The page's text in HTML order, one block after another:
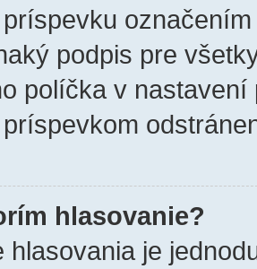
podpis pre
políčka v
hlasovanie?
hlasovania je